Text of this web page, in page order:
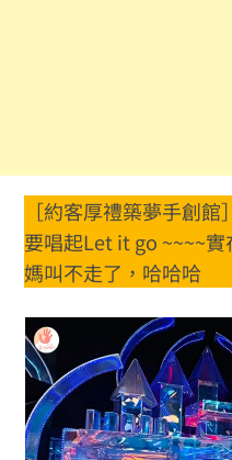
［約客厚禮築夢手創
要唱起Let it go ~~~~
媽叫不走了，哈哈哈